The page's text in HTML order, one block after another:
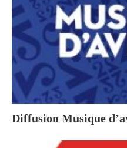
Diffusion Musique